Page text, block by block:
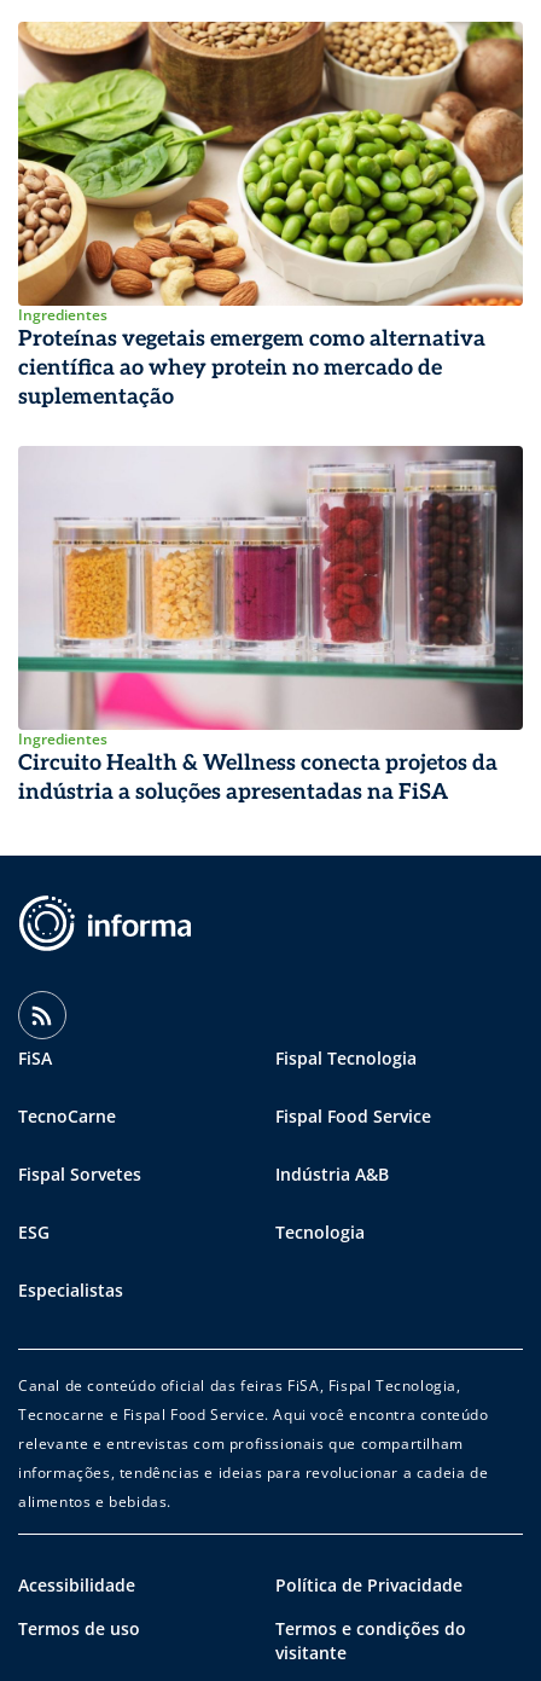
Ingredientes
Proteínas vegetais emergem como alternativa
científica ao whey protein no mercado de
suplementação
Ingredientes
Circuito Health & Wellness conecta projetos da
indústria a soluções apresentadas na FiSA
FiSA Fispal Tecnologia
TecnoCarne Fispal Food Service
Fispal Sorvetes Indústria A&B
ESG Tecnologia
Especialistas
Canal de conteúdo oficial das feiras FiSA, Fispal Tecnologia,
Tecnocarne e Fispal Food Service. Aqui você encontra conteúdo
relevante e entrevistas com profissionais que compartilham
informações, tendências e ideias para revolucionar a cadeia de
alimentos e bebidas.
Acessibilidade
Política de Privacidade
Termos de uso
Termos e condições do
visitante